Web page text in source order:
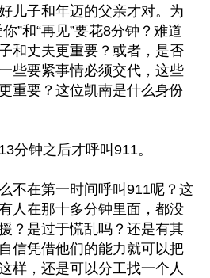
儿子和年迈的父亲才对。为
”和“再见”要花8分钟？难道
和丈夫更重要？或者，是否
些要紧事情必须交代，这些
重要？这位凯南是什么身份
分钟之后才呼叫911。
不在第一时间呼叫911呢？这
人在那十多分钟里面，都没
？是过于慌乱吗？还是有其
信凭借他们的能力就可以把
样，还是可以分工找一个人